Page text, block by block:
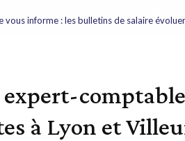
informe : les bulletins de salaire
à Lyon et